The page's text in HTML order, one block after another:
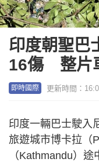
印度朝聖巴
16傷 整片
即時國際 更新時間：
印度一輛巴士駛入
旅遊城市博卡拉（
（Kathmandu）